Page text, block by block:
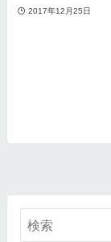
2017年12月25日